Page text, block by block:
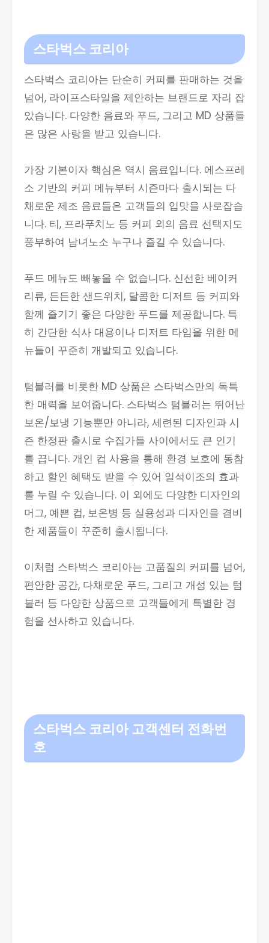
스타벅스 코리아
스타벅스 코리아는 단순히 커피를 판매하는 것을
넘어, 라이프스타일을 제안하는 브랜드로 자리 잡
았습니다. 다양한 음료와 푸드, 그리고 MD 상품들
은 많은 사랑을 받고 있습니다.
가장 기본이자 핵심은 역시 음료입니다. 에스프레
소 기반의 커피 메뉴부터 시즌마다 출시되는 다
채로운 제조 음료들은 고객들의 입맛을 사로잡습
니다. 티, 프라푸치노 등 커피 외의 음료 선택지도
풍부하여 남녀노소 누구나 즐길 수 있습니다.
푸드 메뉴도 빼놓을 수 없습니다. 신선한 베이커
리류, 든든한 샌드위치, 달콤한 디저트 등 커피와
함께 즐기기 좋은 다양한 푸드를 제공합니다. 특
히 간단한 식사 대용이나 디저트 타임을 위한 메
뉴들이 꾸준히 개발되고 있습니다.
텀블러를 비롯한 MD 상품은 스타벅스만의 독특
한 매력을 보여줍니다. 스타벅스 텀블러는 뛰어난
보온/보냉 기능뿐만 아니라, 세련된 디자인과 시
즌 한정판 출시로 수집가들 사이에서도 큰 인기
를 끕니다. 개인 컵 사용을 통해 환경 보호에 동참
하고 할인 혜택도 받을 수 있어 일석이조의 효과
를 누릴 수 있습니다. 이 외에도 다양한 디자인의
머그, 예쁜 컵, 보온병 등 실용성과 디자인을 겸비
한 제품들이 꾸준히 출시됩니다.
이처럼 스타벅스 코리아는 고품질의 커피를 넘어,
편안한 공간, 다채로운 푸드, 그리고 개성 있는 텀
블러 등 다양한 상품으로 고객들에게 특별한 경
험을 선사하고 있습니다.
스타벅스 코리아 고객센터 전화번
호